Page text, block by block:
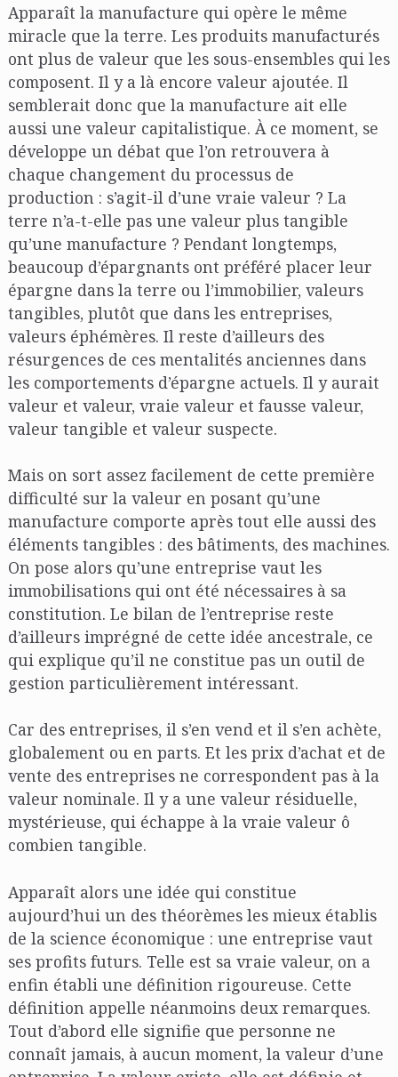
Apparaît la manufacture qui opère le même
miracle que la terre. Les produits manufacturés
ont plus de valeur que les sous-ensembles qui les
composent. Il y a là encore valeur ajoutée. Il
semblerait donc que la manufacture ait elle
aussi une valeur capitalistique. À ce moment, se
développe un débat que l’on retrouvera à
chaque changement du processus de
production : s’agit-il d’une vraie valeur ? La
terre n’a-t-elle pas une valeur plus tangible
qu’une manufacture ? Pendant longtemps,
beaucoup d’épargnants ont préféré placer leur
épargne dans la terre ou l’immobilier, valeurs
tangibles, plutôt que dans les entreprises,
valeurs éphémères. Il reste d’ailleurs des
résurgences de ces mentalités anciennes dans
les comportements d’épargne actuels. Il y aurait
valeur et valeur, vraie valeur et fausse valeur,
valeur tangible et valeur suspecte.
Mais on sort assez facilement de cette première
difficulté sur la valeur en posant qu’une
manufacture comporte après tout elle aussi des
éléments tangibles : des bâtiments, des machines.
On pose alors qu’une entreprise vaut les
immobilisations qui ont été nécessaires à sa
constitution. Le bilan de l’entreprise reste
d’ailleurs imprégné de cette idée ancestrale, ce
qui explique qu’il ne constitue pas un outil de
gestion particulièrement intéressant.
Car des entreprises, il s’en vend et il s’en achète,
globalement ou en parts. Et les prix d’achat et de
vente des entreprises ne correspondent pas à la
valeur nominale. Il y a une valeur résiduelle,
mystérieuse, qui échappe à la vraie valeur ô
combien tangible.
Apparaît alors une idée qui constitue
aujourd’hui un des théorèmes les mieux établis
de la science économique : une entreprise vaut
ses profits futurs. Telle est sa vraie valeur, on a
enfin établi une définition rigoureuse. Cette
définition appelle néanmoins deux remarques.
Tout d’abord elle signifie que personne ne
connaît jamais, à aucun moment, la valeur d’une